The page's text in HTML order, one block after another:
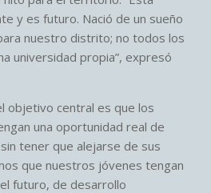
y es futuro. Nació de un sueño
nuestro distrito; no todos los
universidad propia”, expresó
objetivo central es que los
una oportunidad real de
tener que alejarse de sus
que nuestros jóvenes tengan
futuro, de desarrollo